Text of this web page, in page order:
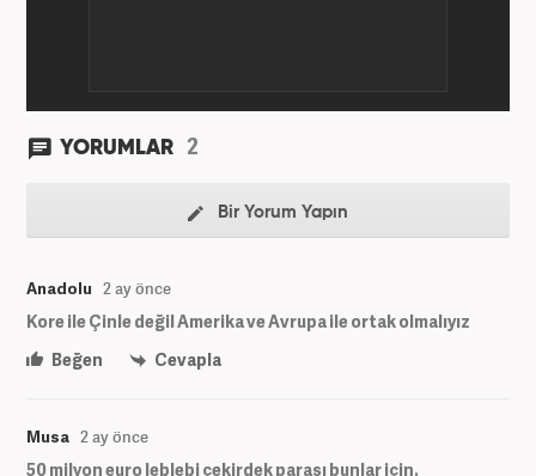
YORUMLAR 2
Bir Yorum Yapın
Anadolu 2 ay önce
Kore ile Çinle değil Amerika ve Avrupa ile ortak olmalıyız
Beğen
Cevapla
Musa 2 ay önce
50 milyon euro leblebi çekirdek parası bunlar için.